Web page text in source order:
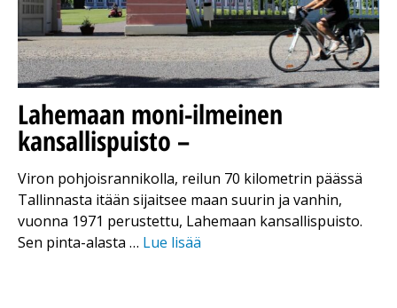
Lahemaan moni-ilmeinen
kansallispuisto –
Viron pohjoisrannikolla, reilun 70 kilometrin päässä
Tallinnasta itään sijaitsee maan suurin ja vanhin,
vuonna 1971 perustettu, Lahemaan kansallispuisto.
Sen pinta-alasta … Lue lisää